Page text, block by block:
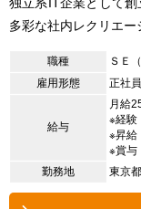
多彩な社内レクリエー
職種
ＳＥ
雇用形態
正社員
給与
月給
※経験
※昇給
※賞与
勤務地
東京